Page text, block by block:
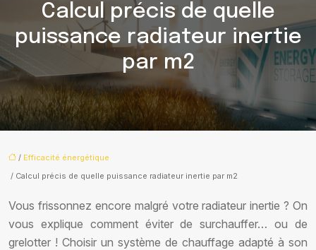
Calcul précis de quelle
puissance radiateur inertie
par m2
/ Efficacité énergétique
/ Calcul précis de quelle puissance radiateur inertie par m2
Vous frissonnez encore malgré votre radiateur inertie ? On
vous explique comment éviter de surchauffer… ou de
grelotter ! Choisir un système de chauffage adapté à son